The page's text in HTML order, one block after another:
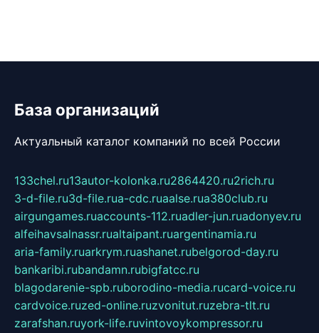
База организаций
Актуальный каталог компаний по всей России
133chel.ru13autor-kolonka.ru2864420.ru2rich.ru
3-d-file.ru3d-file.rua-cdc.ruaalse.rua380club.ru
airgungames.ruaccounts-112.ruadler-jun.ruadonyev.ru
alfeihavsalnassr.rualtaipant.ruargentinamia.ru
aria-family.ruarkrym.ruashanet.rubelgorod-day.ru
bankaribi.rubandamn.rubigfatcc.ru
blagodarenie-spb.ruborodino-media.rucard-voice.ru
cardvoice.ruzed-online.ruzvonitut.ruzebra-tlt.ru
zarafshan.ruyork-life.ruvintovoykompressor.ru